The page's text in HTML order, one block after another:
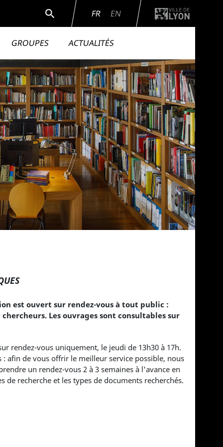
Rechercher FR EN
GROUPES ACTUALITÉS
est ouvert sur rendez-vous à tout public :
Les ouvrages sont consultables sur
rendez-vous uniquement, le jeudi de 13h30 à 17h.
: afin de vous offrir le meilleur service possible, nous
un rendez-vous 2 à 3 semaines à l'avance en
de recherche et les types de documents recherchés.